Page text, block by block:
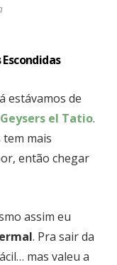
estávamos de
Geysers el Tatio.
mais
então chegar
assim eu
. Pra sair da
mas valeu a